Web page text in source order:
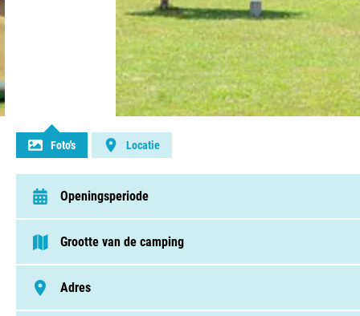
Foto's Locatie
Openingsperiode
van 1 mei t/m 21 september
Grootte van de camping
75 - 250 plaatsen
Adres
Chemin De Laborde 310, 47150, Paulhiac